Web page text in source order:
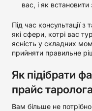
вас, і як встановити
Під час консультації
які сфери, котрі вас
ясність у складних
прийняти правильне
Як підібрати
прайс
Вам більше не